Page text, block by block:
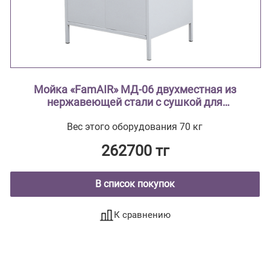
Мойка «FamAIR» МД-06 двухместная из
нержавеющей стали с сушкой для
Вес этого оборудования 70 кг
262700 тг
В список покупок
К сравнению